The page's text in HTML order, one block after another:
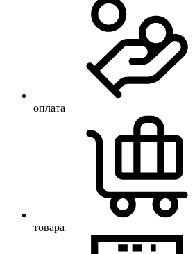
оплата
товара